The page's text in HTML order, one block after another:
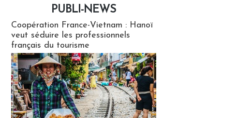
PUBLI-NEWS
Coopération France-Vietnam : Hanoï
veut séduire les professionnels
français du tourisme